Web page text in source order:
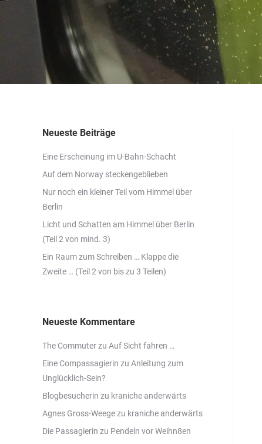
Neueste Beiträge
Eine Erscheinung im U-Bahn-Schacht
Auf dem Norway steckengeblieben
Nur noch ein kleiner Teil vom Himmel über
Berlin
Licht und Schatten am Himmel über Berlin
(Teil 2 von mind. 3)
Ein Raum zum Schreiben … Klappe die
Zweite … (Teil 2 von bis zu 3 Teilen)
Neueste Kommentare
The Commuterzu Auf Sicht fahren …
Eine Compassagierin zu Anleitung zum
Unglücklich-Sein?
Blogbesucherin zu kraniche anderwärts
Agnes Gross-Weegezu kraniche anderwärts
Die Passagierin zu Pendeln vor Weihn8en